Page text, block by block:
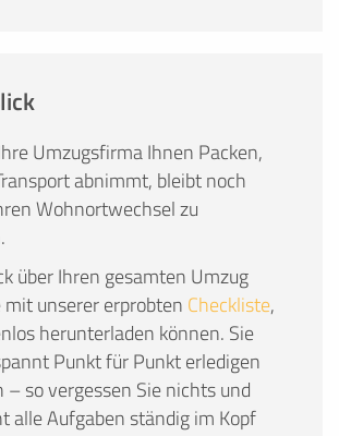
Umzugsfirma Ihnen Packen,
abnimmt, bleibt noch
Wohnortwechsel zu
über Ihren gesamten Umzug
unserer erprobten Checkliste,
herunterladen können. Sie
Punkt für Punkt erledigen
– so vergessen Sie nichts und
alle Aufgaben ständig im Kopf